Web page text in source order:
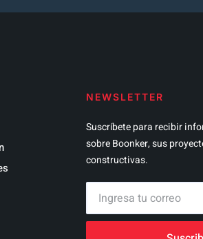
NEWSLETTER
Suscríbete para recibir
sobre Boonker, sus
constructivas.